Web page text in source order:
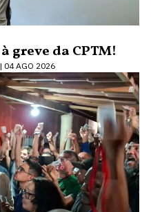
greve da CPTM!
04 AGO 2026